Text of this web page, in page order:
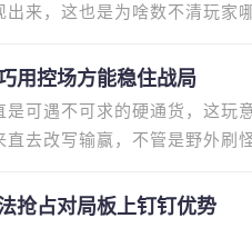
出来，这也是为啥数不清玩
用控场方能稳住战局
是可遇不可求的硬通货，这
去改写输赢，不管是野外刷
抢占对局板上钉钉优势